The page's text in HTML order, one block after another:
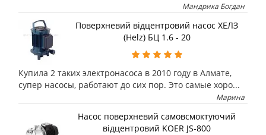
Мандрика Богдан
Поверхневий відцентровий насос ХЕЛЗ
(Helz) БЦ 1.6 - 20
Купила 2 таких электронасоса в 2010 году в Алмате,
супер насосы, работают до сих пор. Это самые хоро...
Марина
Насос поверхневий самовсмоктуючий
відцентровий KOER JS-800